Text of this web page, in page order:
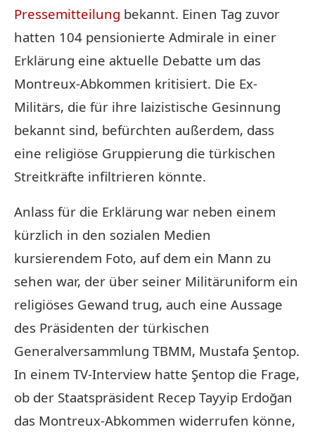
Pressemitteilung bekannt. Einen Tag zuvor
hatten 104 pensionierte Admirale in einer
Erklärung eine aktuelle Debatte um das
Montreux-Abkommen kritisiert. Die Ex-
Militärs, die für ihre laizistische Gesinnung
bekannt sind, befürchten außerdem, dass
eine religiöse Gruppierung die türkischen
Streitkräfte infiltrieren könnte.
Anlass für die Erklärung war neben einem
kürzlich in den sozialen Medien
kursierendem Foto, auf dem ein Mann zu
sehen war, der über seiner Militäruniform ein
religiöses Gewand trug, auch eine Aussage
des Präsidenten der türkischen
Generalversammlung TBMM, Mustafa Şentop.
In einem TV-Interview hatte Şentop die Frage,
ob der Staatspräsident Recep Tayyip Erdoğan
das Montreux-Abkommen widerrufen könne,